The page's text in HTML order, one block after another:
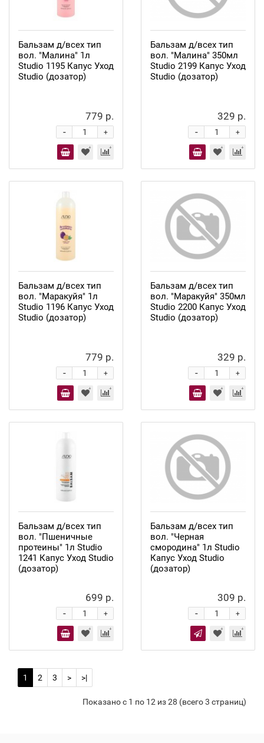
Бальзам д/всех тип
вол. "Малина" 1л
Studio 1195 Капус Уход
Studio (дозатор)
779 р.
+
-
Бальзам д/всех тип
вол. "Малина" 350мл
Studio 2199 Капус Уход
Studio (дозатор)
329 р.
+
-
Бальзам д/всех тип
вол. "Маракуйя" 1л
Studio 1196 Капус Уход
Studio (дозатор)
779 р.
+
-
Бальзам д/всех тип
вол. "Маракуйя" 350мл
Studio 2200 Капус Уход
Studio (дозатор)
329 р.
+
-
Бальзам д/всех тип
вол. "Пшеничные
протеины" 1л Studio
1241 Капус Уход Studio
(дозатор)
699 р.
+
-
Бальзам д/всех тип
вол. "Черная
смородина" 1л Studio
Капус Уход Studio
(дозатор)
309 р.
+
-
1 2 3 > >|
Показано с 1 по 12 из 28 (всего 3 страниц)